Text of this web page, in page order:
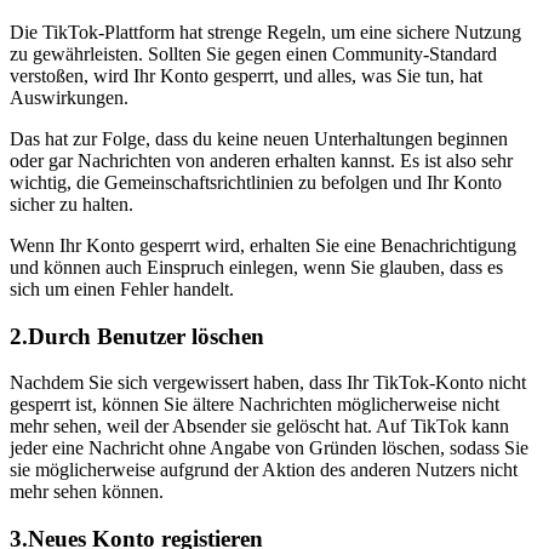
Die TikTok-Plattform hat strenge Regeln, um eine sichere Nutzung
zu gewährleisten. Sollten Sie gegen einen Community-Standard
verstoßen, wird Ihr Konto gesperrt, und alles, was Sie tun, hat
Auswirkungen.
Das hat zur Folge, dass du keine neuen Unterhaltungen beginnen
oder gar Nachrichten von anderen erhalten kannst. Es ist also sehr
wichtig, die Gemeinschaftsrichtlinien zu befolgen und Ihr Konto
sicher zu halten.
Wenn Ihr Konto gesperrt wird, erhalten Sie eine Benachrichtigung
und können auch Einspruch einlegen, wenn Sie glauben, dass es
sich um einen Fehler handelt.
2.Durch Benutzer löschen
Nachdem Sie sich vergewissert haben, dass Ihr TikTok-Konto nicht
gesperrt ist, können Sie ältere Nachrichten möglicherweise nicht
mehr sehen, weil der Absender sie gelöscht hat. Auf TikTok kann
jeder eine Nachricht ohne Angabe von Gründen löschen, sodass Sie
sie möglicherweise aufgrund der Aktion des anderen Nutzers nicht
mehr sehen können.
3.Neues Konto registieren